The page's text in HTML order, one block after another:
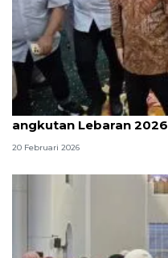
Menhub-Gubernur
angkutan Lebaran 2026
20 Februari 2026